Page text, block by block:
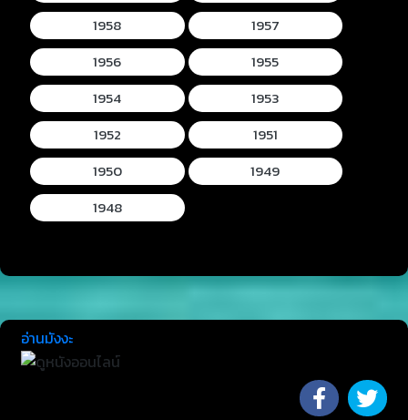
1958
1957
1956
1955
1954
1953
1952
1951
1950
1949
1948
อ่านมังงะ